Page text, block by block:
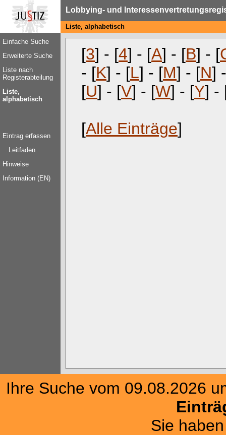
Lobbying- und
Liste, alphabetisch
[3] - [4] - [A] - [B] - [
- [K] - [L] - [M] - [N]
[U] - [V] - [W] - [Y] -
[Alle Einträge]
Ihre Suche vom 09.08.2026
Sie
Einfache Suche
Erweiterte Suche
Liste nach
Registerabteilung
Liste,
alphabetisch
Eintrag erfassen
Leitfaden
Hinweise
Information (EN)